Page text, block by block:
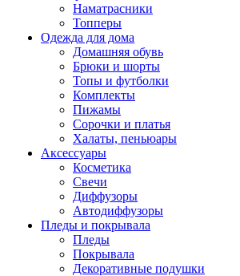
Наматрасники
Топперы
Одежда для дома
Домашняя обувь
Брюки и шорты
Топы и футболки
Комплекты
Пижамы
Сорочки и платья
Халаты, пеньюары
Аксессуары
Косметика
Свечи
Диффузоры
Автодиффузоры
Пледы и покрывала
Пледы
Покрывала
Декоративные подушки